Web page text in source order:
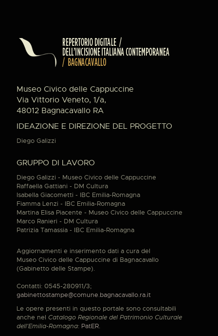
Museo Civico delle Cappuccine
Via Vittorio Veneto, 1/a,
48012 Bagnacavallo RA
IDEAZIONE E DIREZIONE DEL PROGETTO
Diego Galizzi
GRUPPO DI LAVORO
Diego Galizzi - Museo Civico delle Cappuccine
Raffaella Gattiani - DM Cultura
Isabella Giacometti - IBC Emilia-Romagna
Fiamma Lenzi - IBC Emilia-Romagna
Martina Elisa Piacente - Museo Civico delle Cappuccine
Marco Ranieri - DM Cultura
Patrizia Tamassia - IBC Emilia-Romagna
Aggiornamenti e inserimento dati a cura del
Museo Civico delle Cappuccine di Bagnacavallo
(Gabinetto delle Stampe).
Contatti: 0545-280911/3;
gabinettostampe@comune.bagnacavallo.ra.it
Le opere presenti in questo portale sono consultabili
anche nel Catalogo Regionale del Patrimonio Culturale
dell'Emilia-Romagna: PatER.